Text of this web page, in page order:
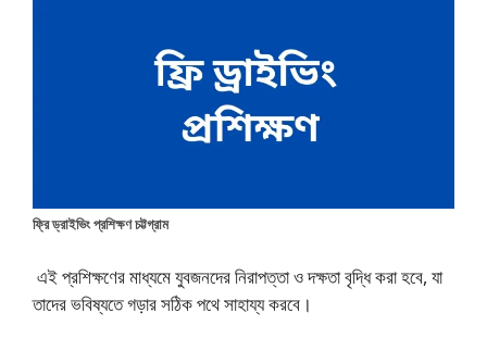
ফ্রি ড্রাইভিং প্রশিক্ষণ চট্টগ্রাম
এই প্রশিক্ষণের মাধ্যমে যুবজনদের নিরাপত্তা ও দক্ষতা বৃদ্ধি করা হবে, যা
তাদের ভবিষ্যতে গড়ার সঠিক পথে সাহায্য করবে।